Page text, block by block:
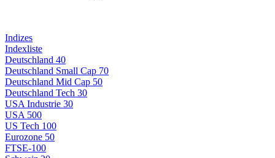
Indizes
Indexliste
Deutschland 40
Deutschland Small Cap 70
Deutschland Mid Cap 50
Deutschland Tech 30
USA Industrie 30
USA 500
US Tech 100
Eurozone 50
FTSE-100